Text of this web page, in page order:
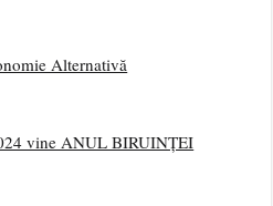
Alternativă
vine ANUL BIRUINȚEI